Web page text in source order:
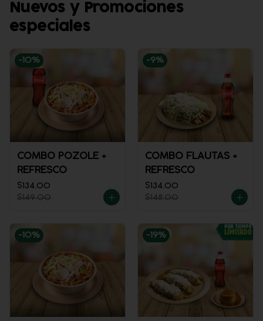
Nuevos y Promociones
especiales
-10%
COMBO POZOLE +
REFRESCO
$134.00
$149.00
-9%
COMBO FLAUTAS +
REFRESCO
$134.00
$148.00
-10% -19%